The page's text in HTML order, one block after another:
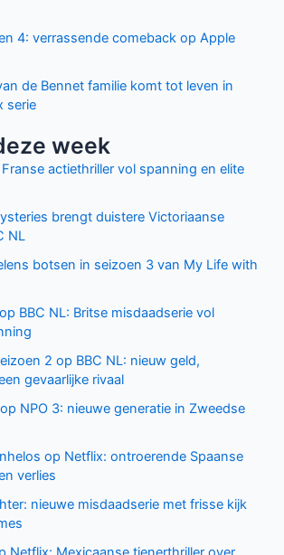
4: verrassende comeback op Apple
de Bennet familie komt tot leven in
serie
week
actiethriller vol spanning en elite
brengt duistere Victoriaanse
NL
botsen in seizoen 3 van My Life with
BBC NL: Britse misdaadserie vol
2 op BBC NL: nieuw geld,
gevaarlijke rivaal
NPO 3: nieuwe generatie in Zweedse
op Netflix: ontroerende Spaanse
verlies
nieuwe misdaadserie met frisse kijk